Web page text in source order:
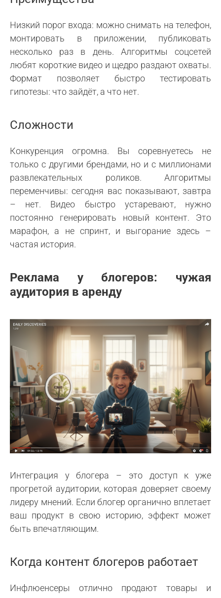
Низкий порог входа: можно снимать на телефон,
монтировать в приложении, публиковать
несколько раз в день. Алгоритмы соцсетей
любят короткие видео и щедро раздают охваты.
Формат позволяет быстро тестировать
гипотезы: что зайдёт, а что нет.
Сложности
Конкуренция огромна. Вы соревнуетесь не
только с другими брендами, но и с миллионами
развлекательных роликов. Алгоритмы
переменчивы: сегодня вас показывают, завтра
– нет. Видео быстро устаревают, нужно
постоянно генерировать новый контент. Это
марафон, а не спринт, и выгорание здесь –
частая история.
Реклама у блогеров: чужая
аудитория в аренду
Интеграция у блогера – это доступ к уже
прогретой аудитории, которая доверяет своему
лидеру мнений. Если блогер органично вплетает
ваш продукт в свою историю, эффект может
быть впечатляющим.
Когда контент блогеров работает
Инфлюенсеры отлично продают товары и